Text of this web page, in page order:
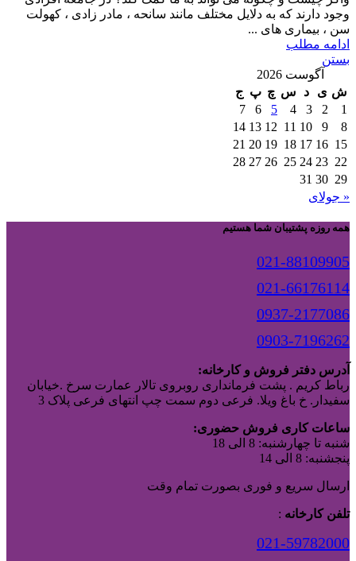
وجود دارند که به دلایل مختلف مانند سانحه ، مادر زادی ، کهولت
سن ، بیماری های ...
ادامه مطلب
بستن
آگوست 2026
ش ی د س چ پ ج
1
2
3
4
5
6
7
8
9
10
11
12
13
14
15
16
17
18
19
20
21
22
23
24
25
26
27
28
29
30
31
« جولای
همه روزه پشتیبان شما هستیم
021-88109905
021-66176114
0937-2177086
0903-7196262
آدرس دفتر فروش و کارخانه:
رباط کریم . پشت فرمانداری روبروی تالار عمارت سرخ .خیابان
سفیدار. خ باغ ویلا. فرعی دوم سمت چپ انتهای فرعی پلاک 3
ساعات کاری فروش حضوری:
شنبه تا چهارشنبه: 8 الی 18
پنجشنبه: 8 الی 14
ارسال سریع و فوری بصورت تمام وقت
تلفن کارخانه :
021-59782000